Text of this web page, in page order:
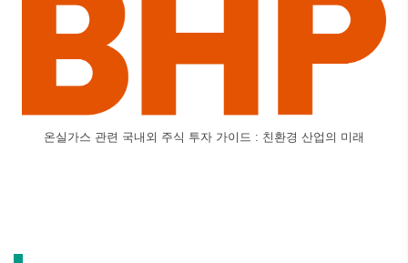
온실가스 관련 국내외 주식 투자 가이드 : 친환경 산업의 미래